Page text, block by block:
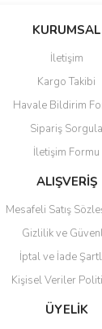
KURUMSAL
İletişim
Kargo Takibi
Havale Bildirim
Sipariş Sorgula
İletişim Formu
ALIŞVERİŞ
Mesafeli Satış
Gizlilik ve
İptal ve İade
Kişisel Veriler
ÜYELİK